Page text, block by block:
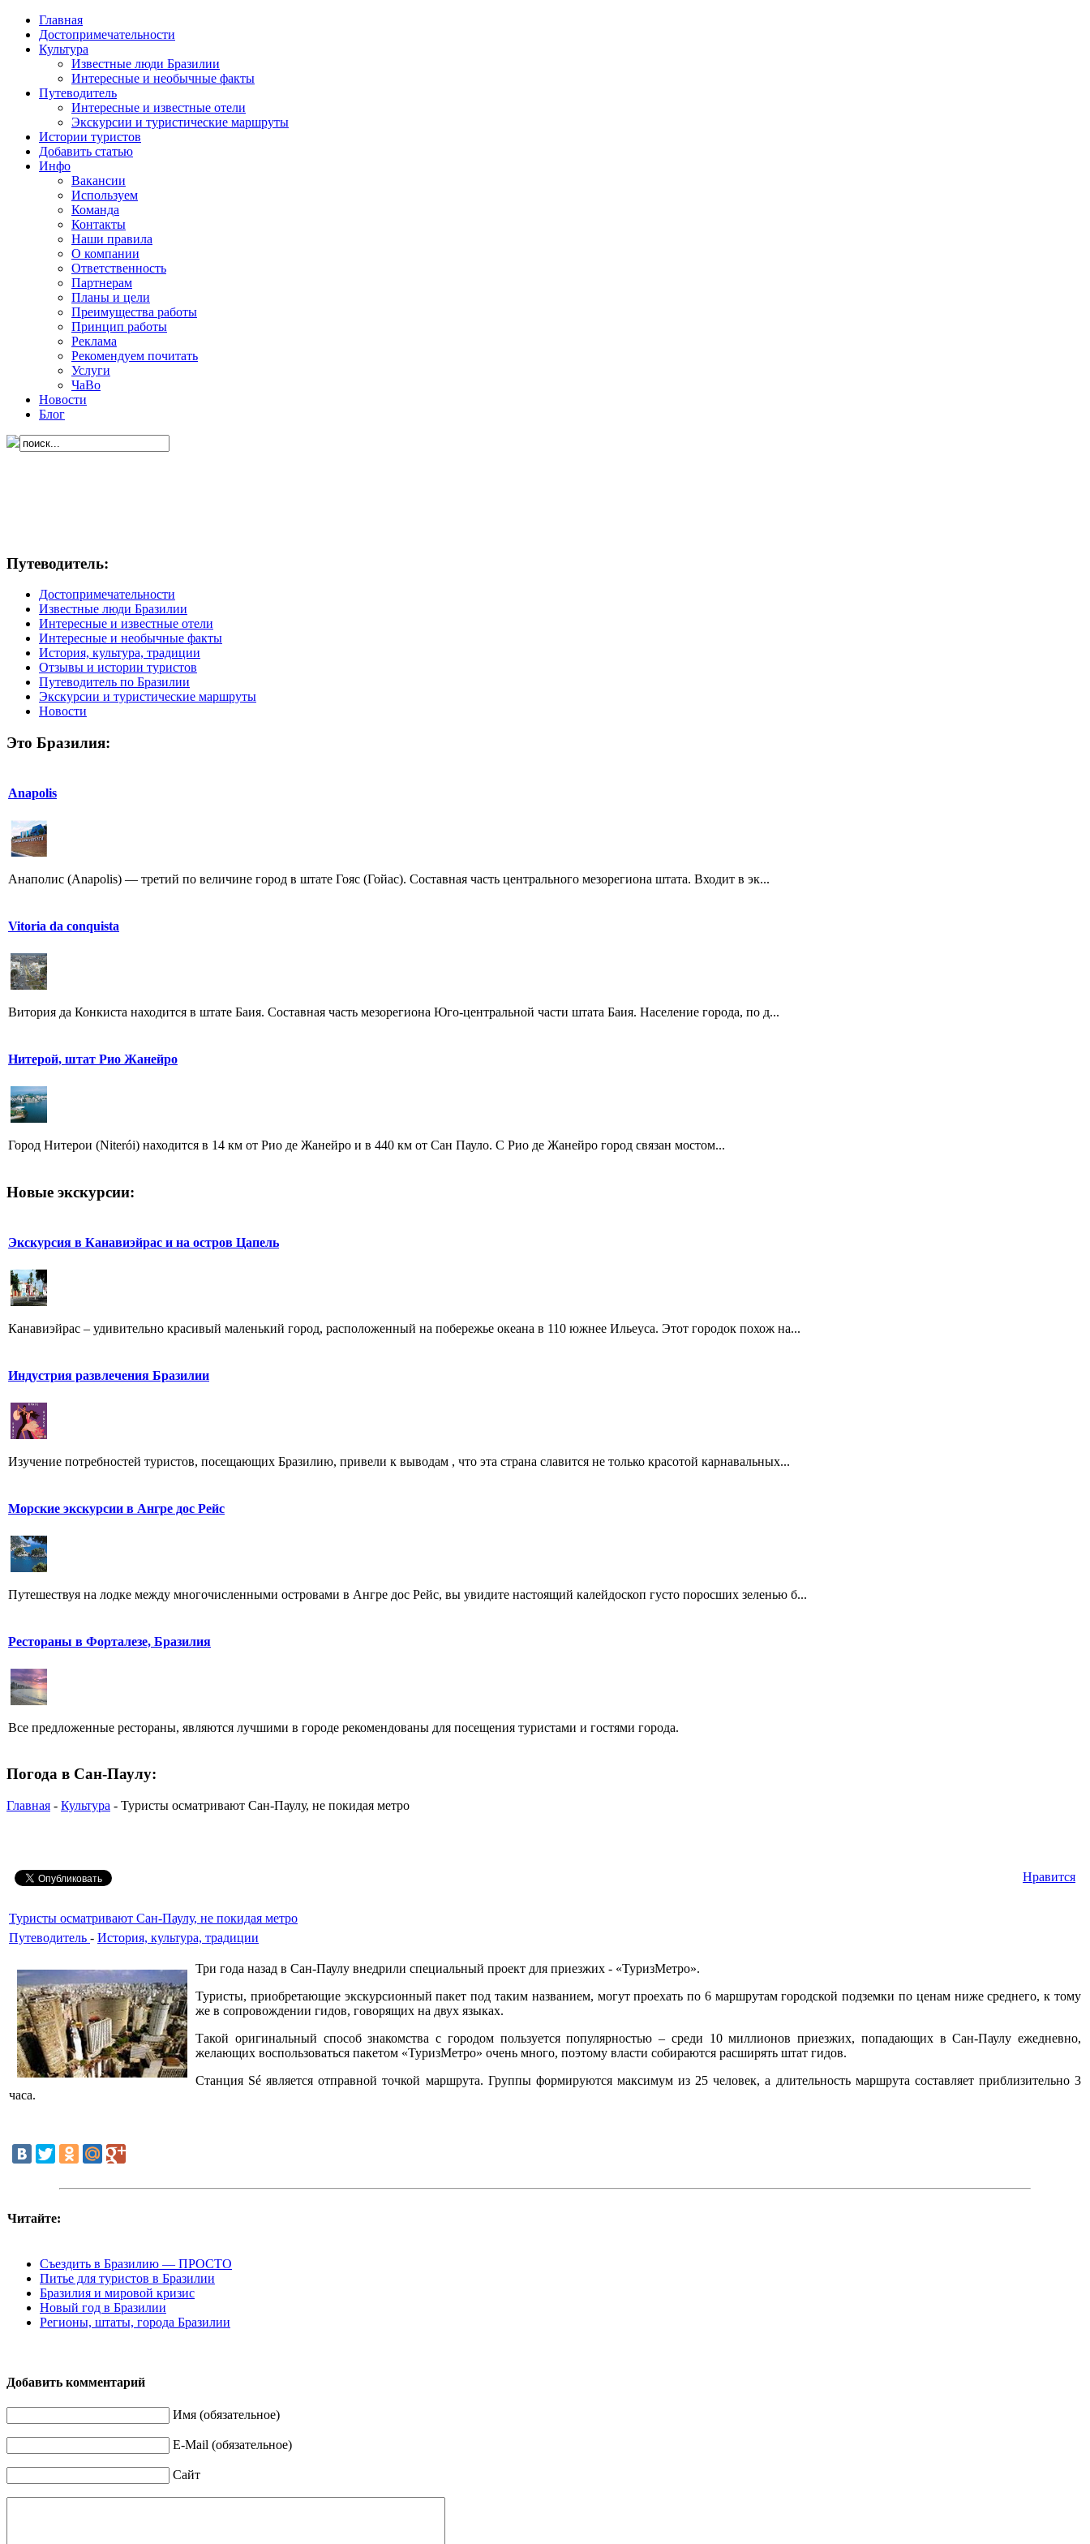
Главная
Достопримечательности
Культура
Известные люди Бразилии
Интересные и необычные факты
Путеводитель
Интересные и известные отели
Экскурсии и туристические маршруты
Истории туристов
Добавить статью
Инфо
Вакансии
Используем
Команда
Контакты
Наши правила
О компании
Ответственность
Партнерам
Планы и цели
Преимущества работы
Принцип работы
Реклама
Рекомендуем почитать
Услуги
ЧаВо
Новости
Блог
Путеводитель:
Достопримечательности
Известные люди Бразилии
Интересные и известные отели
Интересные и необычные факты
История, культура, традиции
Отзывы и истории туристов
Путеводитель по Бразилии
Экскурсии и туристические маршруты
Новости
Это Бразилия:
Anapolis
Анаполис (Anapolis) — третий по величине город в штате Гояс (Гойас). Составная часть центрального мезорегиона штата. Входит в эк...
Vitoria da conquista
Витория да Конкиста находится в штате Баия. Составная часть мезорегиона Юго-центральной части штата Баия. Население города, по д...
Нитерой, штат Рио Жанейро
Город Нитерои (Niterói) находится в 14 км от Рио де Жанейро и в 440 км от Сан Пауло. С Рио де Жанейро город связан мостом...
Новые экскурсии:
Экскурсия в Канавиэйрас и на остров Цапель
Канавиэйрас – удивительно красивый маленький город, расположенный на побережье океана в 110 южнее Ильеуса. Этот городок похож на...
Индустрия развлечения Бразилии
Изучение потребностей туристов, посещающих Бразилию, привели к выводам , что эта страна славится не только красотой карнавальных...
Морские экскурсии в Ангре дос Рейс
Путешествуя на лодке между многочисленными островами в Ангре дос Рейс, вы увидите настоящий калейдоскоп густо поросших зеленью б...
Рестораны в Форталезе, Бразилия
Все предложенные рестораны, являются лучшими в городе рекомендованы для посещения туристами и гостями города.
Погода в Сан-Паулу:
Главная - Культура - Туристы осматривают Сан-Паулу, не покидая метро
Нравится
Туристы осматривают Сан-Паулу, не покидая метро
Путеводитель - История, культура, традиции
Три года назад в Сан-Паулу внедрили специальный проект для приезжих - «ТуризМетро».
Туристы, приобретающие экскурсионный пакет под таким названием, могут проехать по 6 маршрутам городской подземки по ценам ниже среднего, к тому
же в сопровождении гидов, говорящих на двух языках.
Такой оригинальный способ знакомства с городом пользуется популярностью – среди 10 миллионов приезжих, попадающих в Сан-Паулу ежедневно,
желающих воспользоваться пакетом «ТуризМетро» очень много, поэтому власти собираются расширять штат гидов.
Станция Sé является отправной точкой маршрута. Группы формируются максимум из 25 человек, а длительность маршрута составляет приблизительно 3
часа.
Читайте:
Съездить в Бразилию — ПРОСТО
Питье для туристов в Бразилии
Бразилия и мировой кризис
Новый год в Бразилии
Регионы, штаты, города Бразилии
Добавить комментарий
Имя (обязательное)
E-Mail (обязательное)
Сайт